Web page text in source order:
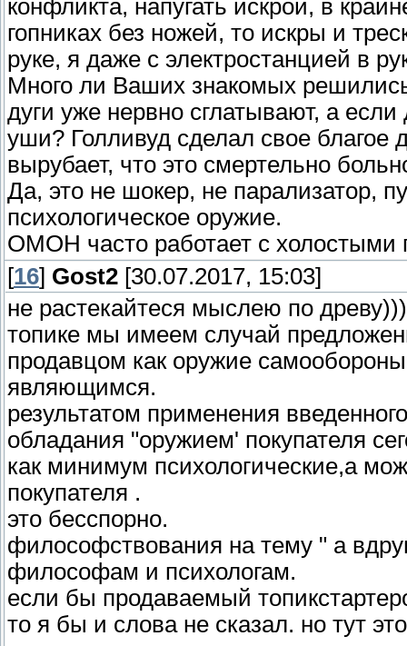
конфликта, напугать искрой, в
гопниках без ножей, то искры и
руке, я даже с электростанцией в
Много ли Ваших знакомых
дуги уже нервно сглатывают, а
уши? Голливуд сделал свое благое
вырубает, что это смертельно
Да, это не шокер, не парализатор,
психологическое оружие.
ОМОН часто работает с холостыми
[16] Gost2 [30.07.2017, 15:03]
не растекайтеся мыслею по
топике мы имеем случай
продавцом как оружие
являющимся.
результатом применения
обладания "оружием' покупателя
как минимум психологические,а
покупателя .
это бесспорно.
философствования на тему " а
философам и психологам.
если бы продаваемый
то я бы и слова не сказал. но тут